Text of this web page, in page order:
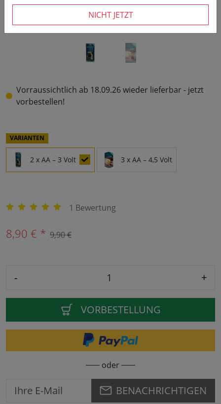
Vorraussichtlich ab 18.09.26 wieder lieferbar - jetzt
vorbestellen!
VARIANTEN
2 x AA – 3 Volt 3 x AA – 4,5 Volt
1 Bewertung
8,90 € * 9,90 €
- +
VORBESTELLUNG
oder
BENACHRICHTIGEN
NICHT JETZT